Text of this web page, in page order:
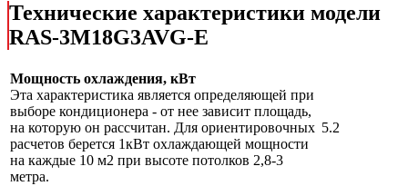
Технические характеристики модели
RAS-3M18G3AVG-E
Мощность охлаждения, кВт
Эта характеристика является определяющей при
выборе кондиционера - от нее зависит площадь,
на которую он рассчитан. Для ориентировочных
расчетов берется 1кВт охлаждающей мощности
на каждые 10 м2 при высоте потолков 2,8-3
метра.
5.2